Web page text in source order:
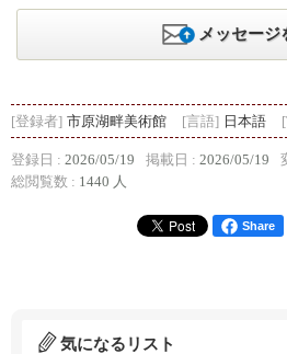
メッセージ
[登録者] 市原湖畔美術館 [言語] 日本語
登録日 : 2026/05/19 掲載日 : 2026/05/19
総閲覧数 : 1440 人
Share
気になるリスト